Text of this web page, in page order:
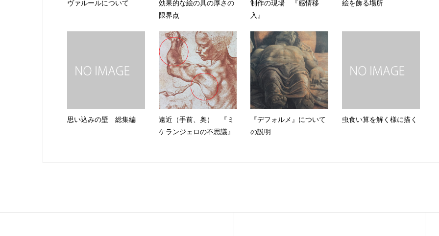
ヴァルールについて
効果的な絵の具の厚さの
限界点
制作の現場 『感情移
入』
絵を飾る場所
思い込みの壁 総集編
遠近（手前、奥） 『ミ
ケランジェロの不思議』
『デフォルメ』について
の説明
虫食い算を解く様に描く